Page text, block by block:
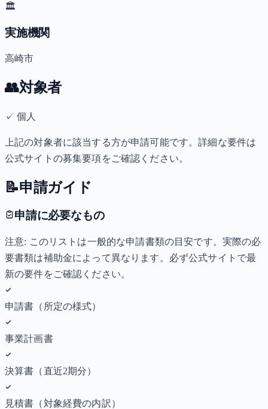
🏛️
実施機関
高崎市
👥対象者
✓個人
上記の対象者に該当する方が申請可能です。詳細な要件は
公式サイトの募集要項をご確認ください。
📝申請ガイド
申請に必要なもの
注意: このリストは一般的な申請書類の目安です。実際の必
要書類は補助金によって異なります。必ず公式サイトで最
新の要件をご確認ください。
申請書（所定の様式）
事業計画書
決算書（直近2期分）
見積書（対象経費の内訳）